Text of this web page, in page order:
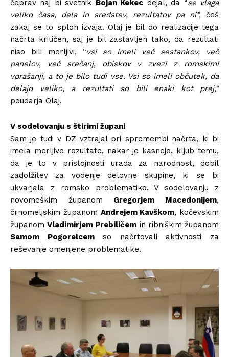
čeprav naj bi svetnik Bojan Kekec dejal, da “se vlaga
veliko časa, dela in sredstev, rezultatov pa ni”, češ
zakaj se to sploh izvaja. Olaj je bil do realizacije tega
načrta kritičen, saj je bil zastavljen tako, da rezultati
niso bili merljivi, “vsi so imeli več sestankov, več
panelov, več srečanj, obiskov v zvezi z romskimi
vprašanji, a to je bilo tudi vse. Vsi so imeli občutek, da
delajo veliko, a rezultati so bili enaki kot prej,“
poudarja Olaj.
V sodelovanju s štirimi župani
Sam je tudi v DZ vztrajal pri spremembi načrta, ki bi
imela merljive rezultate, nakar je kasneje, kljub temu,
da je to v pristojnosti urada za narodnost, dobil
zadolžitev za vodenje delovne skupine, ki se bi
ukvarjala z romsko problematiko. V sodelovanju z
novomeškim županom Gregorjem Macedonijem,
črnomeljskim županom Andrejem Kavškom, kočevskim
županomVladimirjem Prebiličem in ribniškim županom
Samom Pogorelcemso načrtovali aktivnosti za
reševanje omenjene problematike.